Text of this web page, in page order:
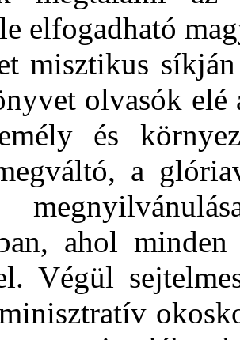
elfogadható
misztikus
olvasók
és
a
ahol
Végül